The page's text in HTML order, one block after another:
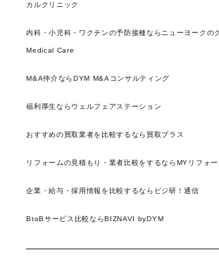
カルクリニック
内科・小児科・ワクチンの予防接種ならニューヨークの
Medical Care
M&A仲介ならDYM M&Aコンサルティング
福利厚生ならウェルフェアステーション
おすすめの買取業者を比較するなら買取プラス
リフォームの見積もり・業者比較をするならMYリフォ
企業・給与・採用情報を比較するならビジ研！通信
BtoBサービス比較ならBIZNAVI byDYM